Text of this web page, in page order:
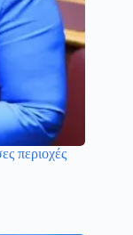
περιοχές